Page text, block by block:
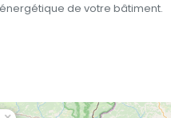
de votre bâtiment.